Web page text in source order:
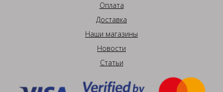
Оплата
Доставка
Наши магазины
Новости
Статьи